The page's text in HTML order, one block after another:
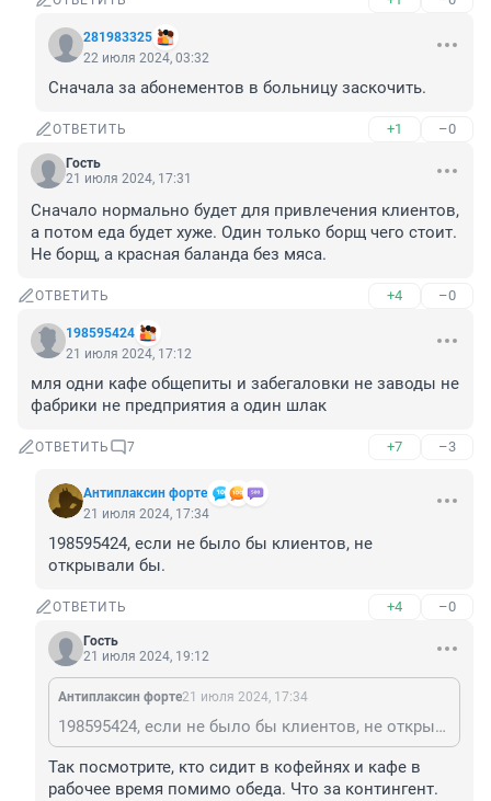
281983325
22 июля 2024, 03:32
Сначала за абонементов в больницу заскочить.
ОТВЕТИТЬ +1 –0
Гость
21 июля 2024, 17:31
Сначало нормально будет для привлечения клиентов,
а потом еда будет хуже. Один только борщ чего стоит.
Не борщ, а красная баланда без мяса.
ОТВЕТИТЬ +4 –0
198595424
21 июля 2024, 17:12
мля одни кафе общепиты и забегаловки не заводы не
фабрики не предприятия а один шлак
ОТВЕТИТЬ 7 +7 –3
Антиплаксин форте
21 июля 2024, 17:34
198595424, если не было бы клиентов, не
открывали бы.
ОТВЕТИТЬ +4 –0
Гость
21 июля 2024, 19:12
Антиплаксин форте21 июля 2024, 17:34
198595424, если не было бы клиентов, не открывали бы.
Так посмотрите, кто сидит в кофейнях и кафе в
рабочее время помимо обеда. Что за контингент.